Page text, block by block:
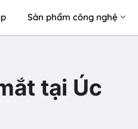
Sản phẩm công nghệ
tại Úc